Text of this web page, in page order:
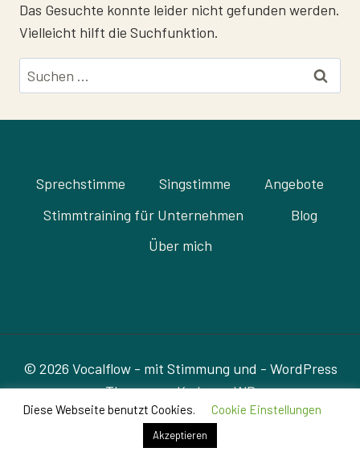
Das Gesuchte konnte leider nicht gefunden werden.
Vielleicht hilft die Suchfunktion.
Suchen
nach:
Sprechstimme Singstimme
Angebote
Stimmtraining für Unternehmen
Blog
Über mich
© 2026 Vocalflow - mit Stimmung und - WordPress
Theme vonKadence WP
Diese Webseite benutzt Cookies. Cookie Einstellungen
Akzeptieren